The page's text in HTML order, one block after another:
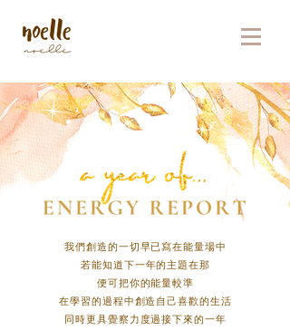
我們創造的一切早已寫在能量場中
若能知道下一年的主題在那
便可把你的能量較準
在學習的過程中創造自己喜歡的生活
同時更具覺察力度過接下來的一年